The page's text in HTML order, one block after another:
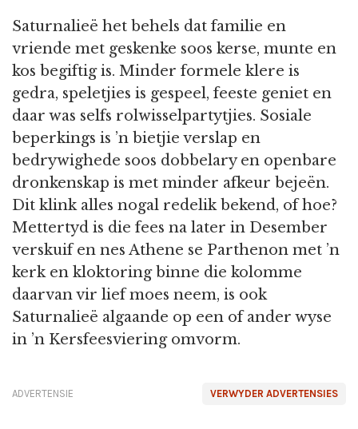
Saturnalieë het behels dat familie en
vriende met geskenke soos kerse, munte en
kos begiftig is. Minder formele klere is
gedra, speletjies is gespeel, feeste geniet en
daar was selfs rolwisselpartytjies. Sosiale
beperkings is ’n bietjie verslap en
bedrywighede soos dobbelary en openbare
dronkenskap is met minder afkeur bejeën.
Dit klink alles nogal redelik bekend, of hoe?
Mettertyd is die fees na later in Desember
verskuif en nes Athene se Parthenon met ’n
kerk en kloktoring binne die kolomme
daarvan vir lief moes neem, is ook
Saturnalieë algaande op een of ander wyse
in ’n Kersfeesviering omvorm.
VERWYDER ADVERTENSIES
ADVERTENSIE